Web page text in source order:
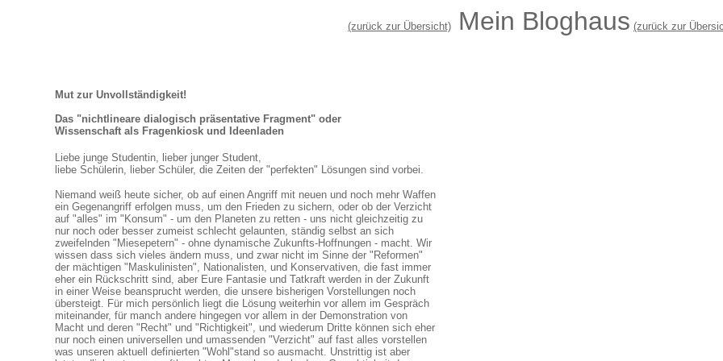
(zurück zur Übersicht) Mein Bloghaus (zurück zur
Mut zur Unvollständigkeit!
Das "nichtlineare dialogisch präsentative Fragment" oder
Wissenschaft als Fragenkiosk und Ideenladen
Liebe junge Studentin, lieber junger Student,
liebe Schülerin, lieber Schüler, die Zeiten der "perfekten" Lösungen sind vorbei.
Niemand weiß heute sicher, ob auf einen Angriff mit neuen und noch mehr Waffen
ein Gegenangriff erfolgen muss, um den Frieden zu sichern, oder ob der Verzicht
auf "alles" im "Konsum" - um den Planeten zu retten - uns nicht gleichzeitig zu
nur noch oder besser zumeist schlecht gelaunten, ständig selbst an sich
zweifelnden "Miesepetern" - ohne dynamische Zukunfts-Hoffnungen - macht. Wir
wissen dass sich vieles ändern muss, und zwar nicht im Sinne der "Reformen"
der mächtigen "Maskulinisten", Nationalisten, und Konservativen, die fast immer
eher ein Rückschritt sind, aber Eure Fantasie und Tatkraft werden in der Zukunft
in einer Weise beansprucht werden, die unsere bisherigen Vorstellungen noch
übersteigt. Für mich persönlich liegt die Lösung weiterhin vor allem im Gespräch
miteinander, für manch andere hingegen vor allem in der Demonstration von
Macht und deren "Recht" und "Richtigkeit", und wiederum Dritte können sich eher
nur noch einen universellen und umassenden "Verzicht" auf fast alles vorstellen
was unseren aktuell definierten "Wohl"stand so ausmacht. Unstrittig ist aber